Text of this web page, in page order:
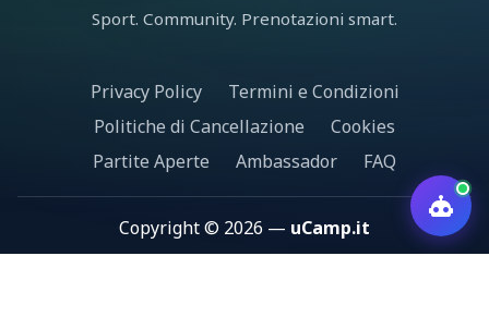
Sport. Community. Prenotazioni smart.
Privacy Policy
Termini e Condizioni
Politiche di Cancellazione
Cookies
Partite Aperte
Ambassador FAQ
Copyright © 2026 — uCamp.it